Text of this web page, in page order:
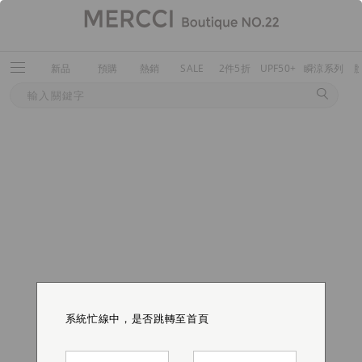
新品 預購 熱銷 SALE 2件5折 UPF50+ 瞬涼系列
系統忙線中，是否跳轉至首頁
系統忙線中，是否跳轉至首頁
系統忙線中，是否跳轉至首頁
系統忙線中，是否跳轉至首頁
系統忙線中，是否跳轉至首頁